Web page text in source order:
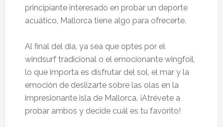
principiante interesado en probar un deporte
acuático, Mallorca tiene algo para ofrecerte.
Al final del día, ya sea que optes por el
windsurf tradicional o el emocionante wingfoil,
lo que importa es disfrutar del sol, el mar y la
emoción de deslizarte sobre las olas en la
impresionante isla de Mallorca. ¡Atrévete a
probar ambos y decide cuál es tu favorito!